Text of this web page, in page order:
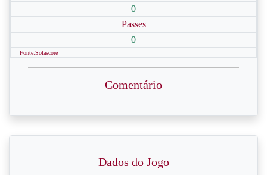
0
Passes
0
Fonte:Sofascore
Comentário
Dados do Jogo